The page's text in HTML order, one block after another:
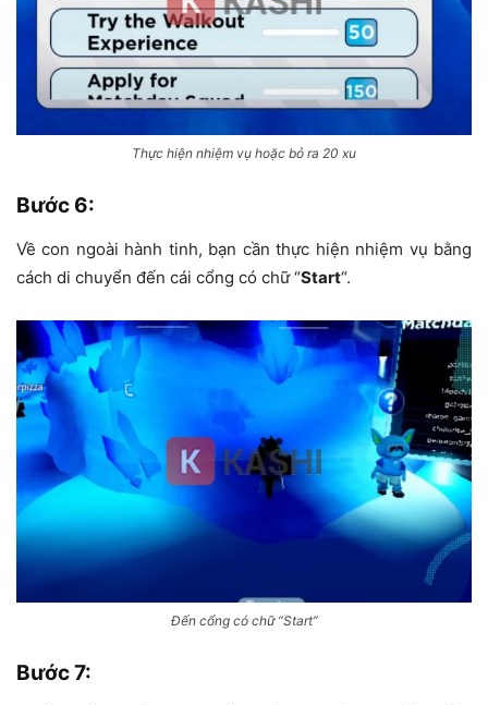
Thực hiện nhiệm vụ hoặc bỏ ra 20 xu
Bước 6:
Về con ngoài hành tinh, bạn cần thực hiện nhiệm vụ bằng
cách di chuyển đến cái cổng có chữ “Start“.
Đến cổng có chữ “Start”
Bước 7: